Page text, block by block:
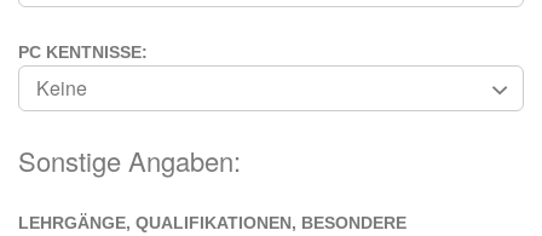
PC KENTNISSE:
Sonstige Angaben:
LEHRGÄNGE, QUALIFIKATIONEN, BESONDERE